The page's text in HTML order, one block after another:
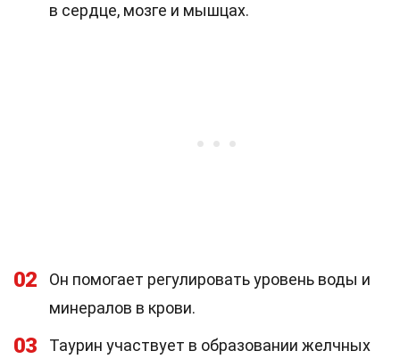
в сердце, мозге и мышцах.
02
Он помогает регулировать уровень воды и
минералов в крови.
03
Таурин участвует в образовании желчных